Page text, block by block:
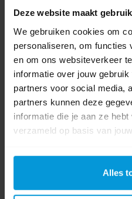
Deze website maakt
We gebruiken cookies om
personaliseren, om functies
en om ons websiteverkeer
informatie over jouw
partners voor social media,
partners kunnen deze
informatie die je aan ze
verzameld op basis van
Alles
€9,00
Bestel artikel.
Ophalen in Wijchen is mogelijk.
Exclusief btw.